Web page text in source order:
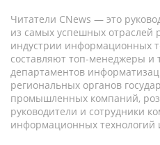
Читатели CNews — это
из самых успешных отраслей
индустрии информационных
составляют топ-менеджеры и
департаментов
региональных органов
промышленных компаний,
руководители и сотрудники
информационных технологий